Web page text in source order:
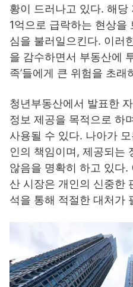
황이 드러나고 있다. 해당
1억으로 급락하는 현상을
심을 불러일으킨다. 이러
을 감수하면서 부동산에
족’들에게 큰 위험을 초래
청년부동산에서 발표한
정보 제공을 목적으로 하
사용될 수 있다. 나아가
인의 책임이며, 제공되는
않음을 명확히 하고 있다
산 시장은 개인의 신중한
석을 통해 적절한 대처가